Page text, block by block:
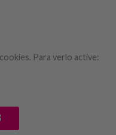
Para verlo active: